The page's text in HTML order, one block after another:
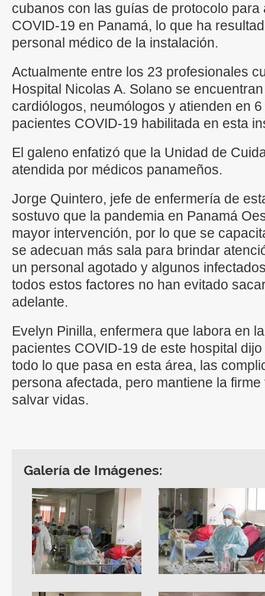
cubanos con las guías de protocolo
COVID-19 en Panamá, lo que ha
personal médico de la instalación.
Actualmente entre los 23 profesionales
Hospital Nicolas A. Solano se
cardiólogos, neumólogos y atienden en
pacientes COVID-19 habilitada en esta
El galeno enfatizó que la Unidad de
atendida por médicos panameños.
Jorge Quintero, jefe de enfermería de
sostuvo que la pandemia en Panamá
mayor intervención, por lo que se
se adecuan más sala para brindar
un personal agotado y algunos
todos estos factores no han evitado
adelante.
Evelyn Pinilla, enfermera que labora en
pacientes COVID-19 de este hospital
todo lo que pasa en esta área, las
persona afectada, pero mantiene la
salvar vidas.
Galería de Imágenes: